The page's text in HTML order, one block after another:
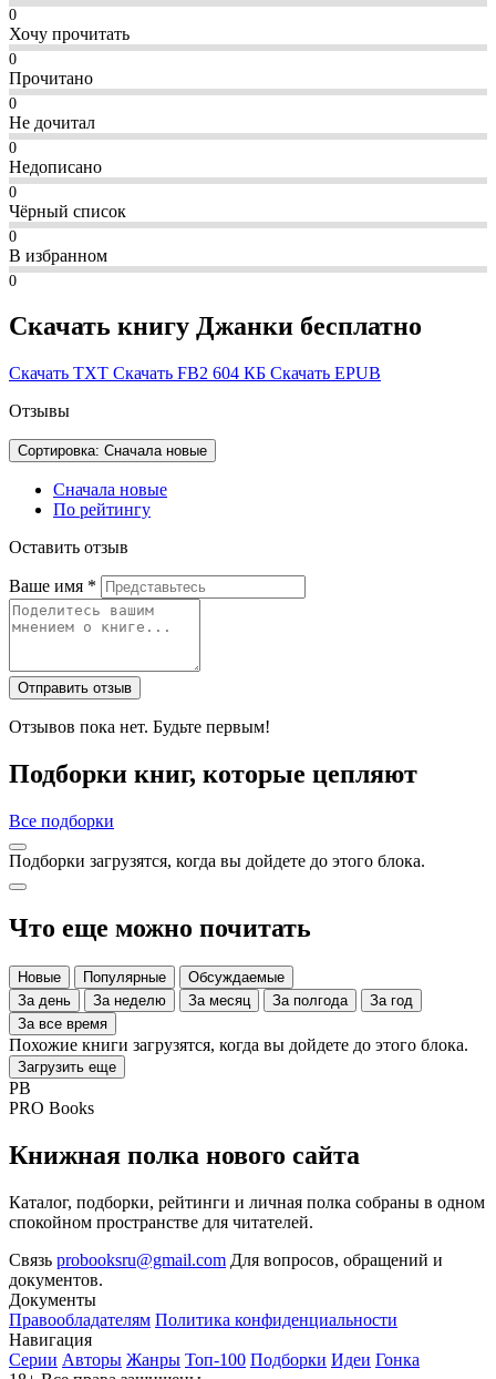
0
Хочу прочитать
0
Прочитано
0
Не дочитал
0
Недописано
0
Чёрный список
0
В избранном
0
Скачать книгу Джанки бесплатно
Скачать TXT Скачать FB2 604 КБ Скачать EPUB
Отзывы
Сортировка: Сначала новые
Сначала новые
По рейтингу
Оставить отзыв
Ваше имя *
Отправить отзыв
Отзывов пока нет. Будьте первым!
Подборки книг, которые цепляют
Все подборки
Подборки загрузятся, когда вы дойдете до этого блока.
Что еще можно почитать
Новые Популярные
Обсуждаемые
За день
За неделю За месяц За полгода
За год
За все время
Похожие книги загрузятся, когда вы дойдете до этого блока.
Загрузить еще
PB
PRO Books
Книжная полка нового сайта
Каталог, подборки, рейтинги и личная полка собраны в одном
спокойном пространстве для читателей.
Связь probooksru@gmail.com Для вопросов, обращений и
документов.
Документы
Правообладателям Политика конфиденциальности
Навигация
Серии Авторы Жанры Топ-100 Подборки Идеи Гонка